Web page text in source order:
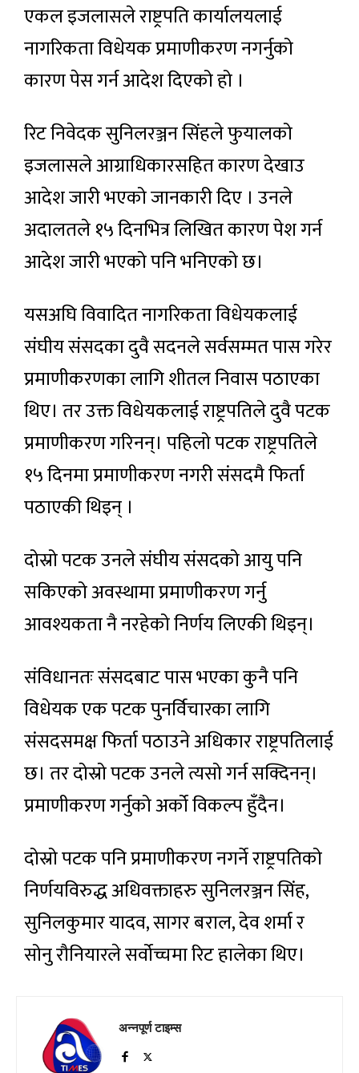
एकल इजलासले राष्ट्रपति कार्यालयलाई
नागरिकता विधेयक प्रमाणीकरण नगर्नुको
कारण पेस गर्न आदेश दिएको हो ।
रिट निवेदक सुनिलरञ्जन सिंहले फुयालको
इजलासले आग्राधिकारसहित कारण देखाउ
आदेश जारी भएको जानकारी दिए । उनले
अदालतले १५ दिनभित्र लिखित कारण पेश गर्न
आदेश जारी भएको पनि भनिएको छ।
यसअघि विवादित नागरिकता विधेयकलाई
संघीय संसदका दुवै सदनले सर्वसम्मत पास गरेर
प्रमाणीकरणका लागि शीतल निवास पठाएका
थिए। तर उक्त विधेयकलाई राष्ट्रपतिले दुवै पटक
प्रमाणीकरण गरिनन्। पहिलो पटक राष्ट्रपतिले
१५ दिनमा प्रमाणीकरण नगरी संसदमै फिर्ता
पठाएकी थिइन् ।
दोस्रो पटक उनले संघीय संसदको आयु पनि
सकिएको अवस्थामा प्रमाणीकरण गर्नु
आवश्यकता नै नरहेको निर्णय लिएकी थिइन्।
संविधानतः संसदबाट पास भएका कुनै पनि
विधेयक एक पटक पुनर्विचारका लागि
संसदसमक्ष फिर्ता पठाउने अधिकार राष्ट्रपतिलाई
छ। तर दोस्रो पटक उनले त्यसो गर्न सक्दिनन्।
प्रमाणीकरण गर्नुको अर्को विकल्प हुँदैन।
दोस्रो पटक पनि प्रमाणीकरण नगर्ने राष्ट्रपतिको
निर्णयविरुद्ध अधिवक्ताहरु सुनिलरञ्जन सिंह,
सुनिलकुमार यादव, सागर बराल, देव शर्मा र
सोनु रौनियारले सर्वोच्चमा रिट हालेका थिए।
अन्नपूर्ण टाइम्स